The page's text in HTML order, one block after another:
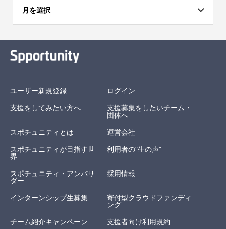
月を選択
ユーザー新規登録 ログイン
支援をしてみたい方へ
支援募集をしたいチーム・
団体へ
スポチュニティとは 運営会社
スポチュニティが目指す世
界
利用者の"生の声"
スポチュニティ・アンバサ
ダー
採用情報
インターンシップ生募集
寄付型クラウドファンディ
ング
チーム紹介キャンペーン 支援者向け利用規約